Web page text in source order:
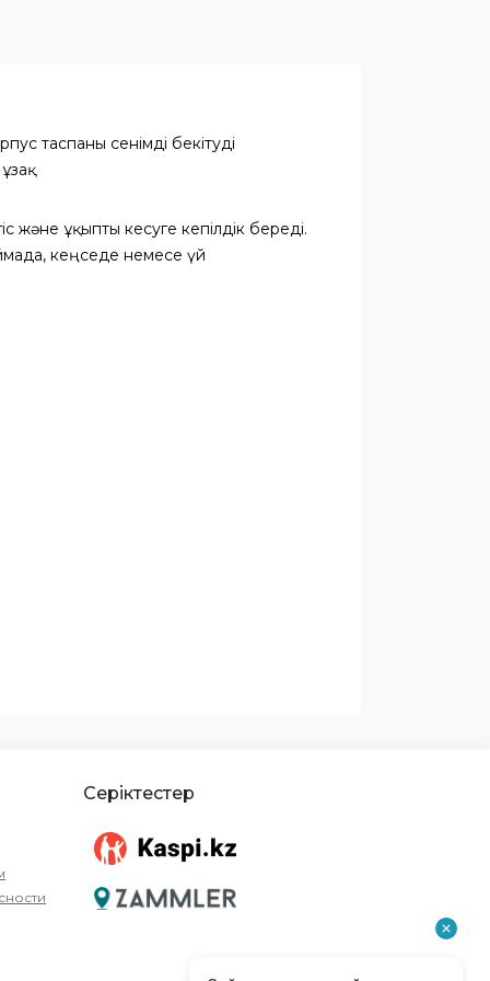
таспаны сенімді бекітуді
және ұқыпты кесуге кепілдік береді.
кеңседе немесе үй
Серіктестер